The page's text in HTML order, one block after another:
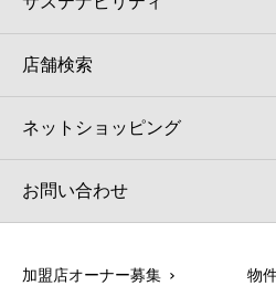
店舗検索
ネットショッピング
お問い合わせ
加盟店オーナー募集 物